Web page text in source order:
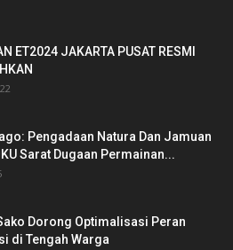
ET2024 JAKARTA PUSAT RESMI
Pengadaan Natura Dan Jamuan
Sarat Dugaan Permainan...
Dorong Optimalisasi Peran
di Tengah Warga